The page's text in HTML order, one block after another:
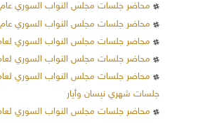
محاضر جلسات مجلس النواب السوري عام 1938م الجزء الثاني
محاضر جلسات مجلس النواب السوري عام 1939م الجزء الأول
محاضر جلسات مجلس النواب السوري لعام 1943م
محاضر جلسات مجلس النواب السوري لعام 1944م المجلد الأول
جلسات شهري نيسان وأيار